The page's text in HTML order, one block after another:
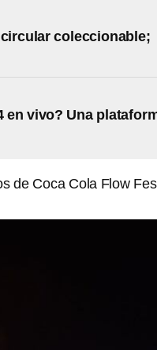
coleccionable;
en vivo? Una
de Coca Cola Flow